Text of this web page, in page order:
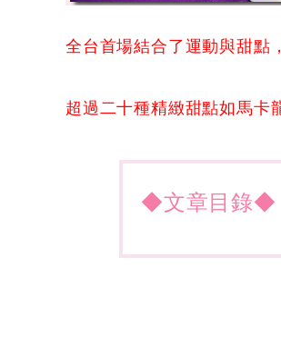
全台首場結合了運動與甜點
超過二十種精緻甜點如馬卡
◆文章目錄◆